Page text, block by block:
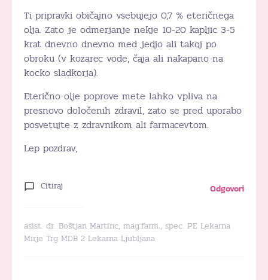
Ti pripravki običajno vsebujejo 0,7 % eteričnega
olja. Zato je odmerjanje nekje 10-20 kapljic 3-5
krat dnevno dnevno med jedjo ali takoj po
obroku (v kozarec vode, čaja ali nakapano na
kocko sladkorja).
Eterično olje poprove mete lahko vpliva na
presnovo določenih zdravil, zato se pred uporabo
posvetujte z zdravnikom ali farmacevtom.
Lep pozdrav,
Citiraj Odgovori
asist. dr. Boštjan Martinc, mag.farm., spec. PE Lekarna
Mirje Trg MDB 2 Lekarna Ljubljana